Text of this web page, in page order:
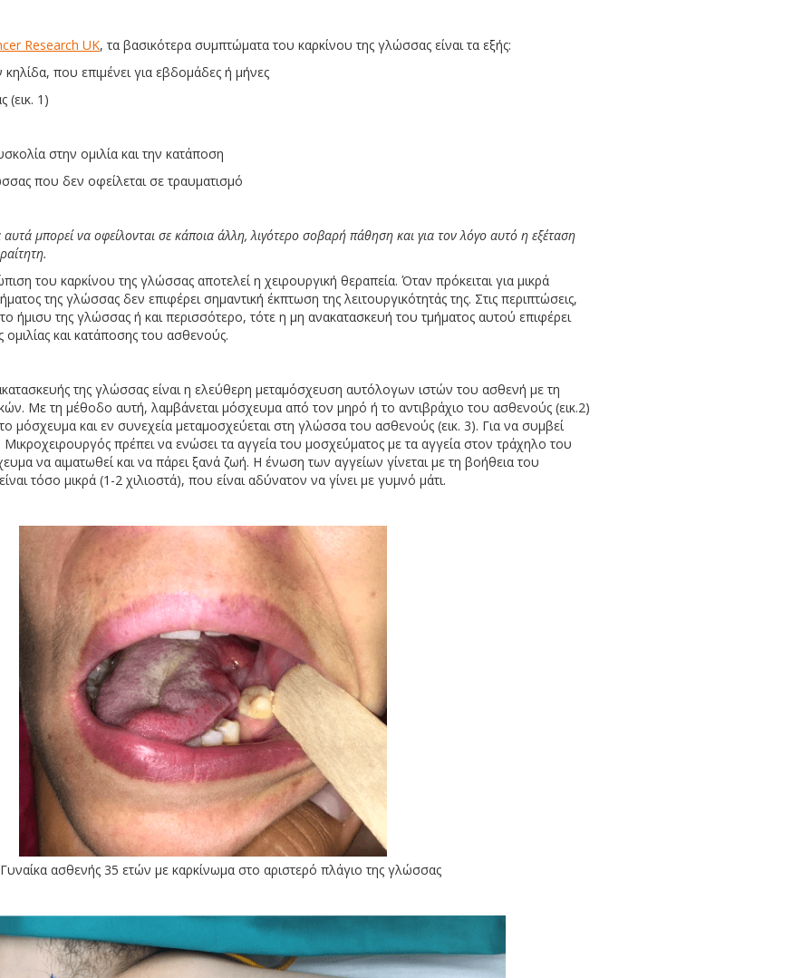
Research UK, τα βασικότερα συμπτώματα του καρκίνου της γλώσσας είναι τα εξής:
που επιμένει για εβδομάδες ή μήνες
(εικ. 1)
στην ομιλία και την κατάποση
που δεν οφείλεται σε τραυματισμό
μπορεί να οφείλονται σε κάποια άλλη, λιγότερο σοβαρή πάθηση και για τον λόγο αυτό η εξέταση
του καρκίνου της γλώσσας αποτελεί η χειρουργική θεραπεία. Όταν πρόκειται για μικρά
της γλώσσας δεν επιφέρει σημαντική έκπτωση της λειτουργικότητάς της. Στις περιπτώσεις,
ήμισυ της γλώσσας ή και περισσότερο, τότε η μη ανακατασκευή του τμήματος αυτού επιφέρει
ομιλίας και κατάποσης του ασθενούς.
της γλώσσας είναι η ελεύθερη μεταμόσχευση αυτόλογων ιστών του ασθενή με τη
Με τη μέθοδο αυτή, λαμβάνεται μόσχευμα από τον μηρό ή το αντιβράχιο του ασθενούς (εικ.2)
μόσχευμα και εν συνεχεία μεταμοσχεύεται στη γλώσσα του ασθενούς (εικ. 3). Για να συμβεί
πρέπει να ενώσει τα αγγεία του μοσχεύματος με τα αγγεία στον τράχηλο του
να αιματωθεί και να πάρει ξανά ζωή. Η ένωση των αγγείων γίνεται με τη βοήθεια του
τόσο μικρά (1-2 χιλιοστά), που είναι αδύνατον να γίνει με γυμνό μάτι.
ασθενής 35 ετών με καρκίνωμα στο αριστερό πλάγιο της γλώσσας